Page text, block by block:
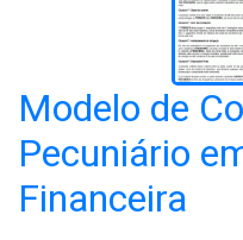
Modelo de
Pecuniário
Financeira